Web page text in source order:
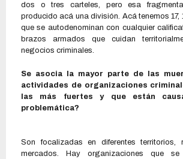
dos o tres carteles, pero esa
producido acá una división. Acá tenemos 17,
que se autodenominan con cualquier
brazos armados que cuidan
negocios criminales.
Se asocia la mayor parte de las
actividades de organizaciones
las más fuertes y que están
problemática?
Son focalizadas en diferentes territorios,
mercados. Hay organizaciones que se